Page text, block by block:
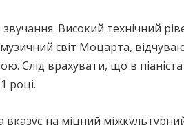
Високий технічний
світ Моцарта,
Слід врахувати, що в піаніста
році.
вказує на міцний